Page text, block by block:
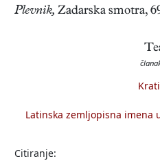
Plevnik, Zadarska smotra,
Latinska zemljopisna
Citiranje: